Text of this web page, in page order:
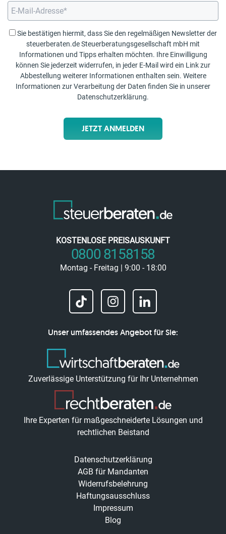
Sie bestätigen hiermit, dass Sie den regelmäßigen Newsletter der
steuerberaten.de Steuerberatungsgesellschaft mbH mit
Informationen und Tipps erhalten möchten. Ihre Einwilligung
können Sie jederzeit widerrufen, in jeder E-Mail wird ein Link zur
Abbestellung weiterer Informationen enthalten sein. Weitere
Informationen zur Verarbeitung der Daten finden Sie in unserer
Datenschutzerklärung.
JETZT ANMELDEN
KOSTENLOSE PREISAUSKUNFT
0800 8158158
Montag - Freitag | 9:00 - 18:00
Unser umfassendes Angebot für Sie:
Zuverlässige Unterstützung für Ihr Unternehmen
Ihre Experten für maßgeschneiderte Lösungen und
rechtlichen Beistand
Datenschutzerklärung
AGB für Mandanten
Widerrufsbelehrung
Haftungsausschluss
Impressum
Blog